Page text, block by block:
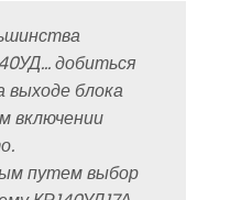
добиться
выходе блока
включении
путем выбор